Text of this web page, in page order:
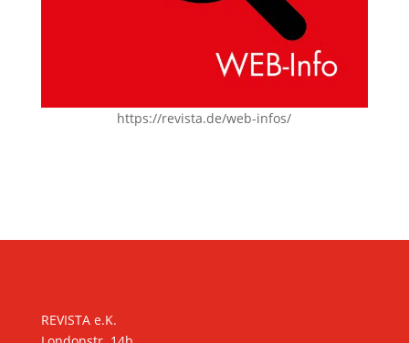
https://revista.de/web-infos/
REVISTA e.K.